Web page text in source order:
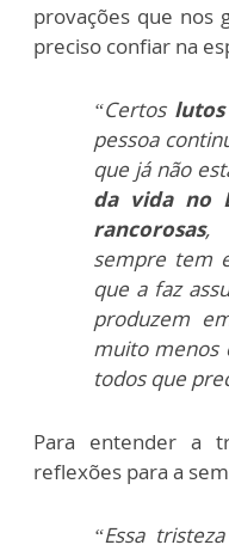
provações que nos
preciso confiar na
“Certos
pessoa
que já não
da vida no
rancorosas,
sempre tem
que a faz
produzem
muito menos
todos que
Para entender a
reflexões para a
“Essa